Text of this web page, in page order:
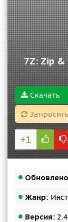
7Z: Zip &
Скачать
+1
Жанр:
Версия: